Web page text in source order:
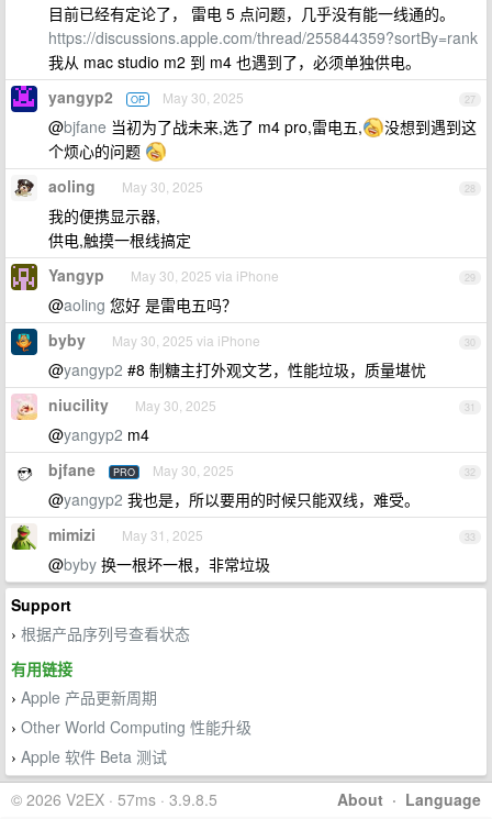
目前已经有定论了， 雷电 5 点问题，几乎没有能一线通的。
https://discussions.apple.com/thread/255844359?sortBy=rank
我从 mac studio m2 到 m4 也遇到了，必须单独供电。
27
yangyp2 OP May 30, 2025
@bjfane 当初为了战未来,选了 m4 pro,雷电五,
没想到遇到这
个烦心的问题
28
aoling May 30, 2025
我的便携显示器,
供电,触摸一根线搞定
29
Yangyp May 30, 2025 via iPhone
@aoling 您好 是雷电五吗？
30
byby May 30, 2025 via iPhone
@yangyp2 #8 制糖主打外观文艺，性能垃圾，质量堪忧
31
niucility May 30, 2025
@yangyp2 m4
32
bjfane PRO May 30, 2025
@yangyp2 我也是，所以要用的时候只能双线，难受。
33
mimizi May 31, 2025
@byby 换一根坏一根，非常垃圾
Support
› 根据产品序列号查看状态
有用链接
› Apple 产品更新周期
› Other World Computing 性能升级
› Apple 软件 Beta 测试
About · Language
© 2026 V2EX · 57ms · 3.9.8.5